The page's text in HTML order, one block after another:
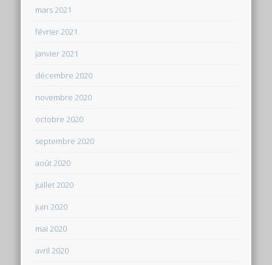
mars 2021
février 2021
janvier 2021
décembre 2020
novembre 2020
octobre 2020
septembre 2020
août 2020
juillet 2020
juin 2020
mai 2020
avril 2020